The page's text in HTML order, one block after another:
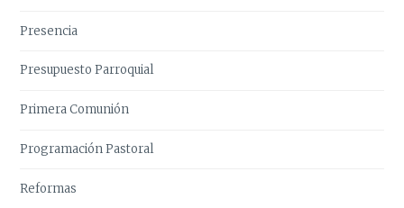
Presencia
Presupuesto Parroquial
Primera Comunión
Programación Pastoral
Reformas